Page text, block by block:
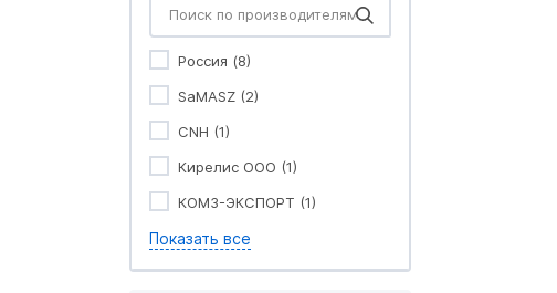
Россия (8)
SaMASZ (2)
CNH (1)
Кирелис ООО (1)
КОМЗ-ЭКСПОРТ (1)
Показать все